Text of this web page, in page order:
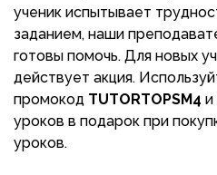
ученик испытывает
заданием, наши
готовы помочь. Для новых
действует акция.
промокод TUTORTOPSM4 и
уроков в подарок при
уроков.